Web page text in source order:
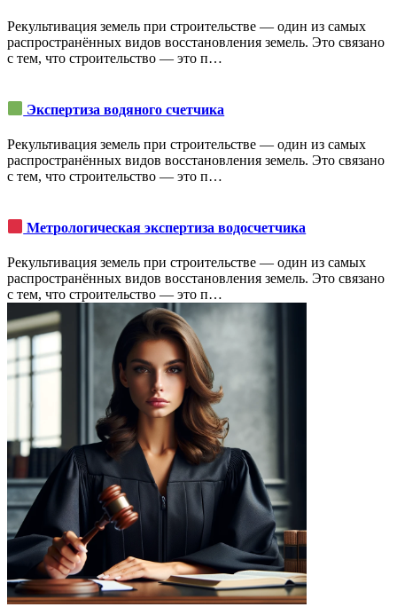
Рекультивация земель при строительстве ― один из самых
распространённых видов восстановления земель. Это связано
с тем, что строительство ― это п…
Экспертиза водяного счетчика
Рекультивация земель при строительстве ― один из самых
распространённых видов восстановления земель. Это связано
с тем, что строительство ― это п…
Метрологическая экспертиза водосчетчика
Рекультивация земель при строительстве ― один из самых
распространённых видов восстановления земель. Это связано
с тем, что строительство ― это п…